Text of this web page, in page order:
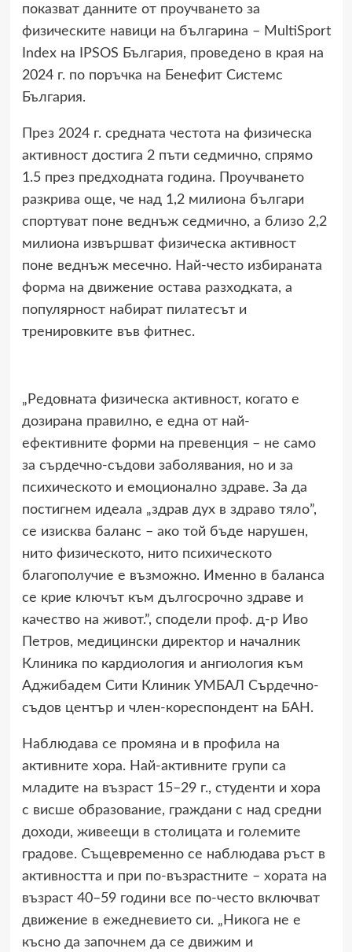
показват данните от проучването за
физическите навици на българина – MultiSport
Index на IPSOS България, проведено в края на
2024 г. по поръчка на Бенефит Системс
България.
През 2024 г. средната честота на физическа
активност достига 2 пъти седмично, спрямо
1.5 през предходната година. Проучването
разкрива още, че над 1,2 милиона българи
спортуват поне веднъж седмично, а близо 2,2
милиона извършват физическа активност
поне веднъж месечно. Най-често избираната
форма на движение остава разходката, а
популярност набират пилатесът и
тренировките във фитнес.
„Редовната физическа активност, когато е
дозирана правилно, е една от най-
ефективните форми на превенция – не само
за сърдечно-съдови заболявания, но и за
психическото и емоционално здраве. За да
постигнем идеала „здрав дух в здраво тяло”,
се изисква баланс – ако той бъде нарушен,
нито физическото, нито психическото
благополучие е възможно. Именно в баланса
се крие ключът към дългосрочно здраве и
качество на живот.”, сподели проф. д-р Иво
Петров, медицински директор и началник
Клиника по кардиология и ангиология към
Аджибадем Сити Клиник УМБАЛ Сърдечно-
съдов център и член-кореспондент на БАН.
Наблюдава се промяна и в профила на
активните хора. Най-активните групи са
младите на възраст 15–29 г., студенти и хора
с висше образование, граждани с над средни
доходи, живеещи в столицата и големите
градове. Същевременно се наблюдава ръст в
активността и при по-възрастните – хората на
възраст 40–59 години все по-често включват
движение в ежедневието си. „Никога не е
късно да започнем да се движим и